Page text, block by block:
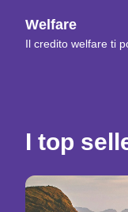
Welfare
Il credito welfare ti
I top